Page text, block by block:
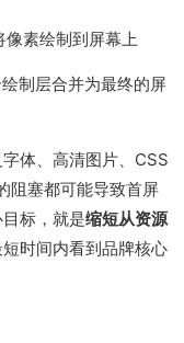
像素绘制到屏幕上
绘制层合并为最终的屏
体、高清图片、CSS
阻塞都可能导致首屏
标，就是缩短从资源
短时间内看到品牌核心